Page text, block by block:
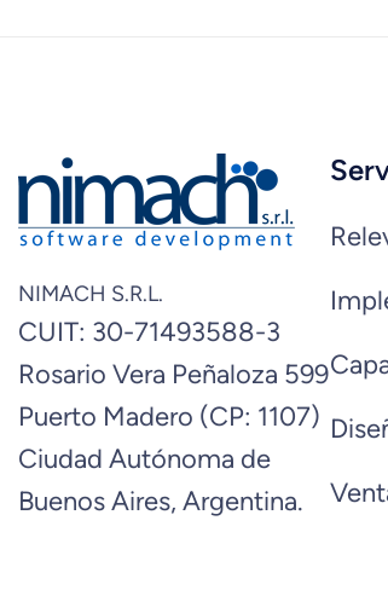
NIMACH S.R.L.
CUIT: 30-71493588-3
Rosario Vera Peñaloza 599
Puerto Madero (CP: 1107)
Ciudad Autónoma de
Buenos Aires, Argentina.